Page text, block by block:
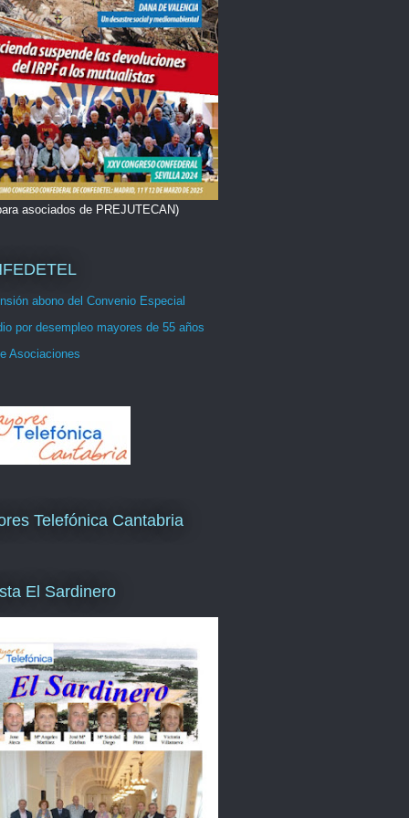
asociados de PREJUTECAN)
abono del Convenio Especial
por desempleo mayores de 55 años
Asociaciones
Telefónica Cantabria
El Sardinero